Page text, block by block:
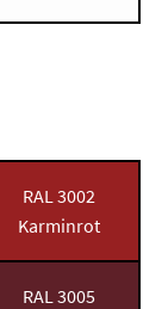
RAL 3002
Karminrot
RAL 3005